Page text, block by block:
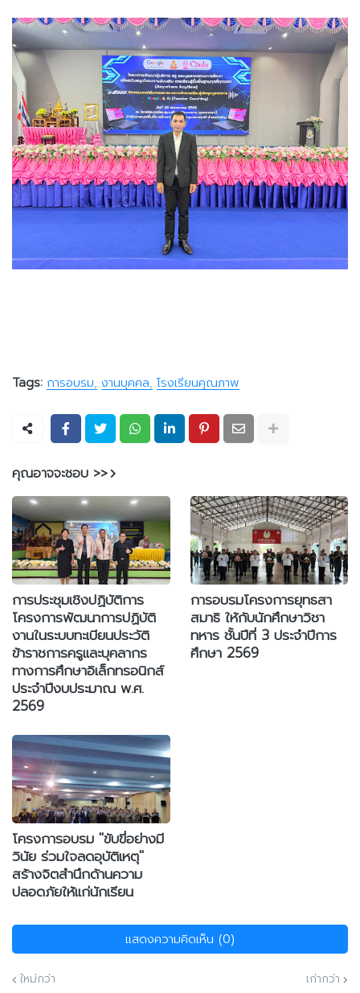
Tags: การอบรม งานบุคคล โรงเรียนคุณภาพ
คุณอาจจะชอบ >>
การประชุมเชิงปฏิบัติการ
โครงการพัฒนาการปฏิบัติ
งานในระบบทะเบียนประวัติ
ข้าราชการครูและบุคลากร
ทางการศึกษาอิเล็กทรอนิกส์
ประจำปีงบประมาณ พ.ศ.
2569
การอบรมโครงการยุทธสา
สมาธิ ให้กับนักศึกษาวิชา
ทหาร ชั้นปีที่ 3 ประจำปีการ
ศึกษา 2569
โครงการอบรม "ขับขี่อย่างมี
วินัย ร่วมใจลดอุบัติเหตุ"
สร้างจิตสำนึกด้านความ
ปลอดภัยให้แก่นักเรียน
แสดงความคิดเห็น (0)
ใหม่กว่า เก่ากว่า